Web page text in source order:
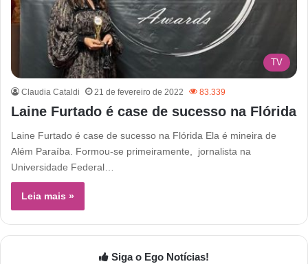
TV
Claudia Cataldi 21 de fevereiro de 2022 83.339
Laine Furtado é case de sucesso na Flórida
Laine Furtado é case de sucesso na Flórida Ela é mineira de
Além Paraíba. Formou-se primeiramente, jornalista na
Universidade Federal…
Leia mais »
Siga o Ego Notícias!